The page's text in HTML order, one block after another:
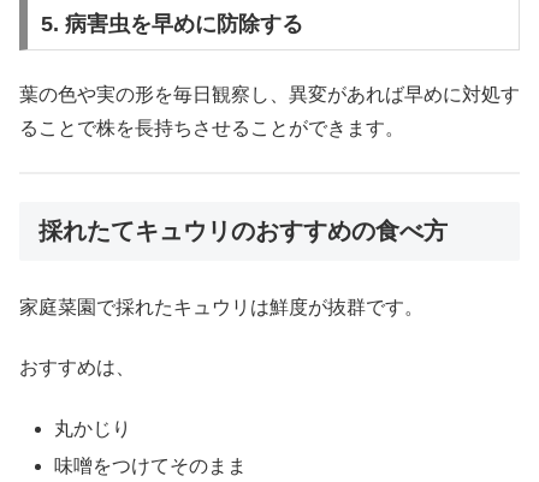
5. 病害虫を早めに防除する
葉の色や実の形を毎日観察し、異変があれば早めに対処す
ることで株を長持ちさせることができます。
採れたてキュウリのおすすめの食べ方
家庭菜園で採れたキュウリは鮮度が抜群です。
おすすめは、
丸かじり
味噌をつけてそのまま